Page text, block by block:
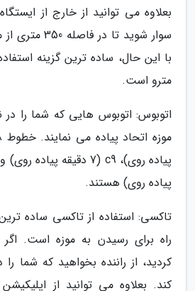
سوار شوید تا در
با این حال، ساده ترین گزینه
مترو است.
اتوبوس: اتوبوس هایی که شما را در
پیاده روی) هستند.
تاکسی: استفاده از تاکسی ساده
راه برای رسیدن به موزه است. اگر
کردید، از راننده بخواهید که شما را